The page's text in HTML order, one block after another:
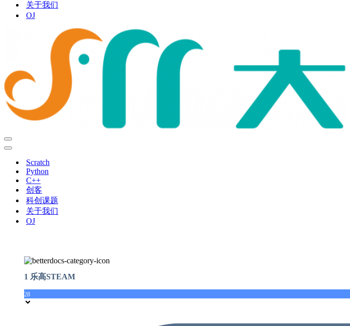
关于我们
OJ
导
航
导
Scratch
Python
C++
创客
科创课题
关于我们
OJ
1 乐高STEAM
28